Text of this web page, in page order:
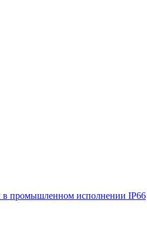
в промышленном исполнении IP66